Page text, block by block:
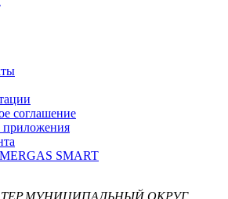
соглашение
приложения
SMART
ОКРУГ